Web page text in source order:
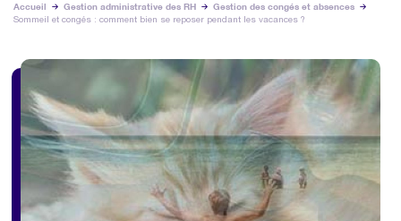
Accueil Gestion administrative des RH
Gestion des congés et absences
Sommeil et congés : comment bien se reposer pendant les vacances ?